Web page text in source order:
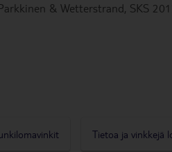
& Wetterstrand, SKS
Tietoa ja vinkkejä